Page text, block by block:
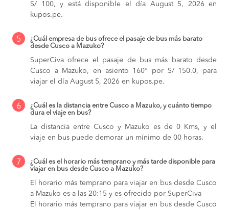
S/ 100, y está disponible el día August 5, 2026 en
kupos.pe.
5
¿Cuál empresa de bus ofrece el pasaje de bus más barato
desde Cusco a Mazuko?
SuperCiva ofrece el pasaje de bus más barato desde
Cusco a Mazuko, en asiento 160° por S/ 150.0, para
viajar el día August 5, 2026 en kupos.pe.
6
¿Cuál es la distancia entre Cusco a Mazuko, y cuánto tiempo
dura el viaje en bus?
La distancia entre Cusco y Mazuko es de 0 Kms, y el
viaje en bus puede demorar un mínimo de 00 horas.
7
¿Cuál es el horario más temprano y más tarde disponible para
viajar en bus desde Cusco a Mazuko?
El horario más temprano para viajar en bus desde Cusco
a Mazuko es a las 20:15 y es ofrecido por SuperCiva
El horario más temprano para viajar en bus desde Cusco